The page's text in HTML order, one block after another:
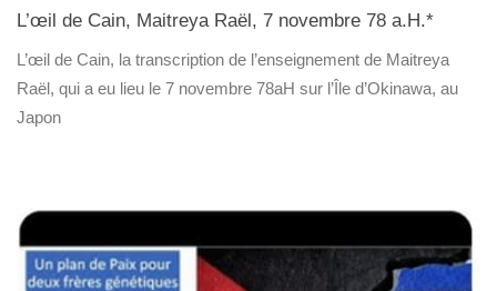
L’œil de Cain, Maitreya Raël, 7 novembre 78 a.H.*
L’œil de Cain, la transcription de l’enseignement de Maitreya
Raël, qui a eu lieu le 7 novembre 78aH sur l’Île d’Okinawa, au
Japon